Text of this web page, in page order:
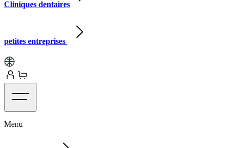
Cliniques dentaires
petites entreprises
Menu